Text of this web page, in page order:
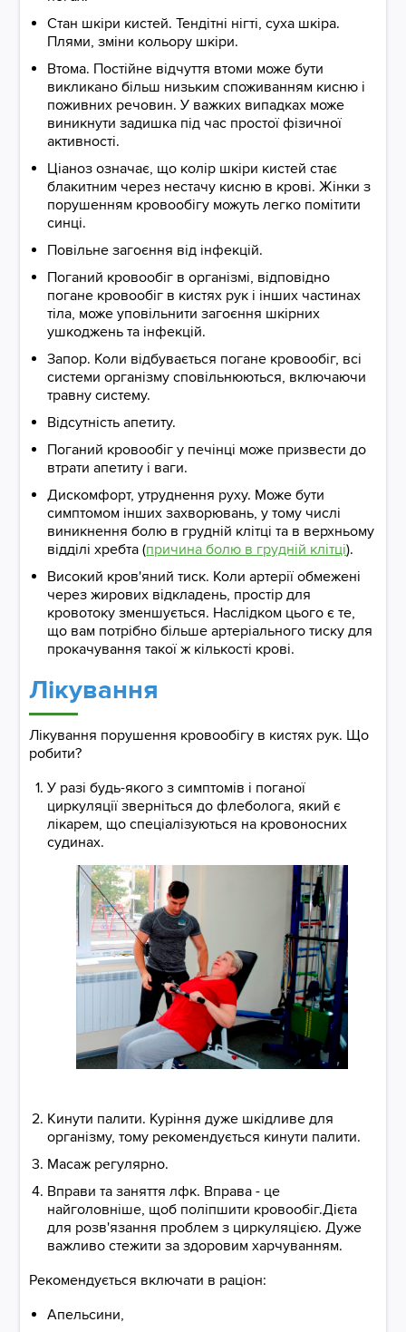
Стан шкіри кистей. Тендітні нігті, суха шкіра.
Плями, зміни кольору шкіри.
Втома. Постійне відчуття втоми може бути
викликано більш низьким споживанням кисню і
поживних речовин. У важких випадках може
виникнути задишка під час простої фізичної
активності.
Ціаноз означає, що колір шкіри кистей стає
блакитним через нестачу кисню в крові. Жінки з
порушенням кровообігу можуть легко помітити
синці.
Повільне загоєння від інфекцій.
Поганий кровообіг в організмі, відповідно
погане кровообіг в кистях рук і інших частинах
тіла, може уповільнити загоєння шкірних
ушкоджень та інфекцій.
Запор. Коли відбувається погане кровообіг, всі
системи організму сповільнюються, включаючи
травну систему.
Відсутність апетиту.
Поганий кровообіг у печінці може призвести до
втрати апетиту і ваги.
Дискомфорт, утруднення руху. Може бути
симптомом інших захворювань, у тому числі
виникнення болю в грудній клітці та в верхньому
відділі хребта (причина болю в грудній клітці).
Високий кров'яний тиск. Коли артерії обмежені
через жирових відкладень, простір для
кровотоку зменшується. Наслідком цього є те,
що вам потрібно більше артеріального тиску для
прокачування такої ж кількості крові.
Лікування
Лікування порушення кровообігу в кистях рук. Що
робити?
У разі будь-якого з симптомів і поганої
циркуляції зверніться до флеболога, який є
лікарем, що спеціалізуються на кровоносних
судинах.
Кинути палити. Куріння дуже шкідливе для
організму, тому рекомендується кинути палити.
Масаж регулярно.
Вправи та заняття лфк. Вправа - це
найголовніше, щоб поліпшити кровообіг.Дієта
для розв'язання проблем з циркуляцією. Дуже
важливо стежити за здоровим харчуванням.
Рекомендується включати в раціон:
Апельсини,